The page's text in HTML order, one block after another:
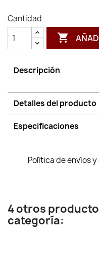
Cantidad

Descripción
Detalles del producto
Especificaciones
Política de envíos
4 otros
categoría: